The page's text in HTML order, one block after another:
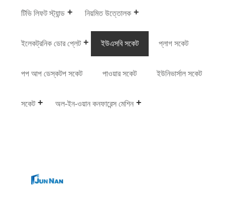
টিভি লিফট স্ট্যান্ড নিয়মিত উত্তোলক
ইলেকট্রনিক ডোর প্লেট ইউএসবি সকেট প্লাগ সকেট
পপ আপ ডেস্কটপ সকেট পাওয়ার সকেট ইউনিভার্সাল সকেট
সকেট অল-ইন-ওয়ান কনফারেন্স মেশিন